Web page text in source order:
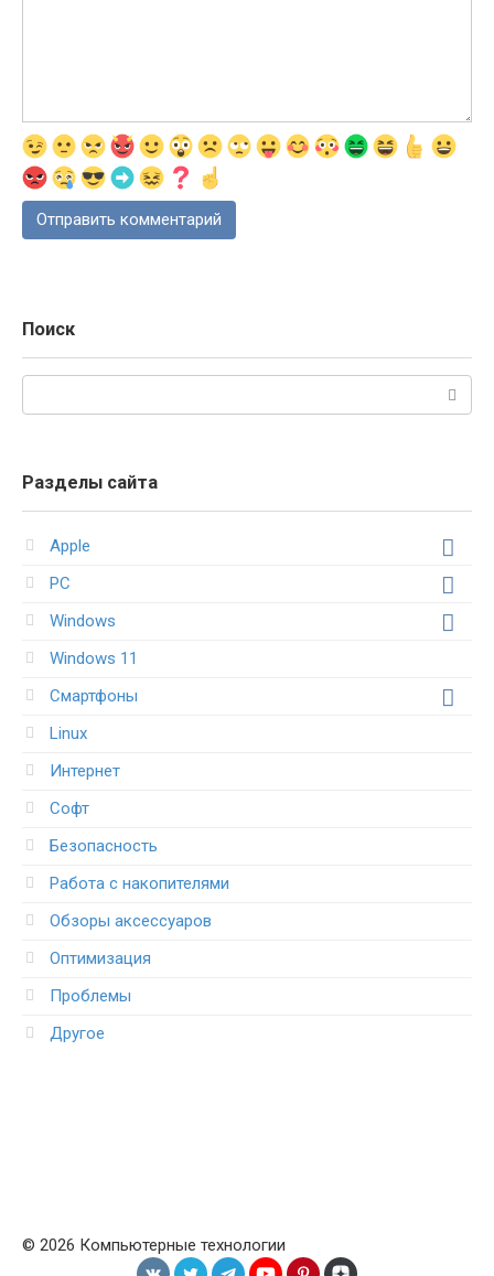
Поиск
Разделы сайта
Apple
PC
Windows
Windows 11
Смартфоны
Linux
Интернет
Софт
Безопасность
Работа с накопителями
Обзоры аксессуаров
Оптимизация
Проблемы
Другое
© 2026 Компьютерные технологии